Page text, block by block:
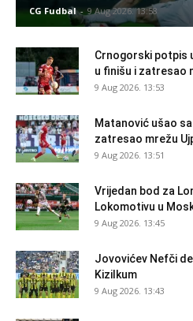
CG Fudbal - 9 Aug 2026. 13:58
Crnogorski potpis
u finišu i zatresao
9 Aug 2026. 13:53
Matanović ušao
zatresao mrežu
9 Aug 2026. 13:51
Vrijedan bod za
Lokomotivu u
9 Aug 2026. 13:45
Jovovićev Nefči
Kizilkum
9 Aug 2026. 13:43